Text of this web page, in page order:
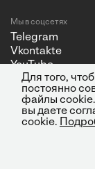
Мы в соцсетях
Telegram
Vkontakte
YouTube
Для того,
постоянно
файлы
вы даете
cookie.